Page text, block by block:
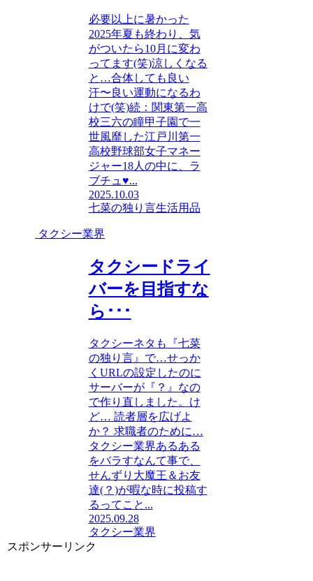
必要以上に暑かった
2025年夏も終わり、気
がついたら10月に変わ
ってます(笑)涼しくなる
と…合体しても良い
汗〜良い運動になるわ
けで(笑)続：関東第一高
校三六の瞳甲子園で一
世風靡した江戸川第一
高校野球部女子マネー
ジャー18人の中に、ラ
ブチュ♥...
2025.10.03
七菜の独り言生活用品
タクシー業界
タクシードライ
バーを目指すな
ら･･･
タクシーネタも『七菜
の独り言』で…せっか
くURLの設定したのに
サーバーが『？』なの
で作り直しました。け
ど… 読者層を広げよ
か？ 求職者のために…
タクシー業界あるある
をバラすなんて事で、
せんずり大魔王＆お友
達(？)が暇な時に投稿す
るってこと...
2025.09.28
タクシー業界
スポンサーリンク